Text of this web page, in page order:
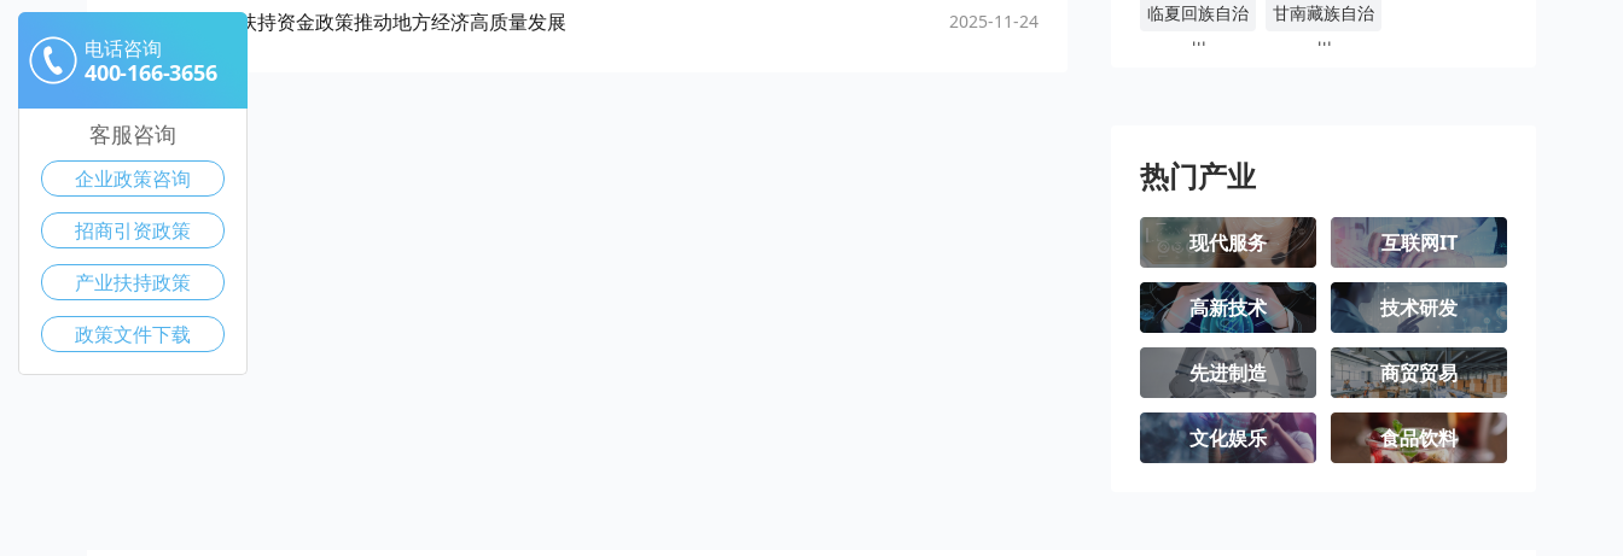
天水市企业扶持资金政策推动地方经济高质量发展 2025-11-24
临夏回族自治
州
甘南藏族自治
州
热门产业
现代服务 互联网IT
高新技术 技术研发
先进制造 商贸贸易
文化娱乐 食品饮料
电话咨询
400-166-3656
客服咨询
企业政策咨询
招商引资政策
产业扶持政策
政策文件下载